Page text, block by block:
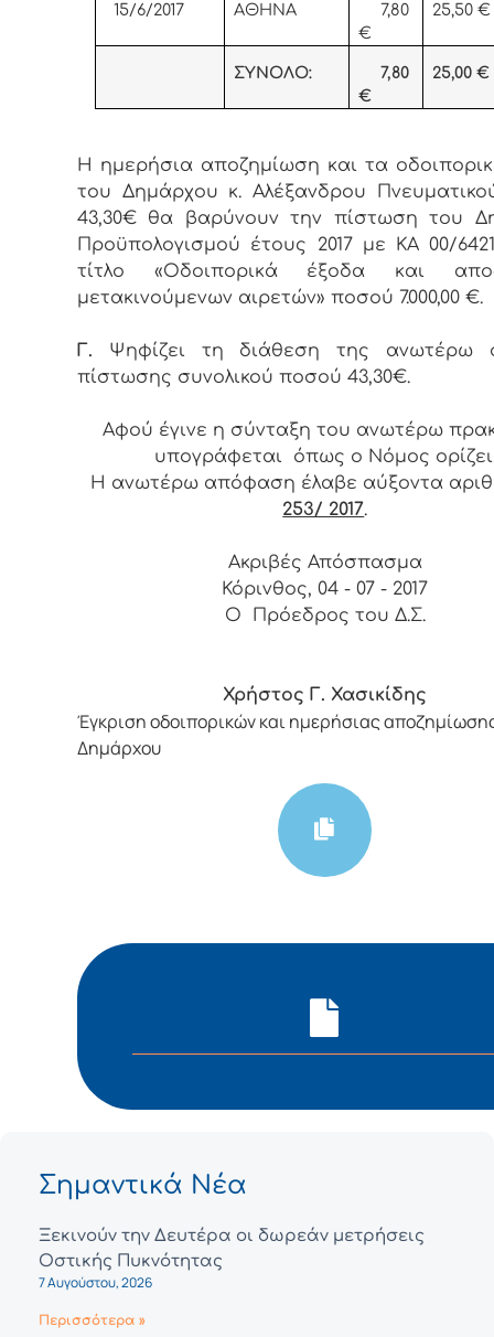
15/6/2017 ΑΘΗΝΑ
7,80
€
25,50 €
ΣΥΝΟΛΟ:
7,80
€
25,00 €
Η ημερήσια αποζημίωση και τα
του Δημάρχου κ. Αλέξανδρου
43,30€ θα βαρύνουν την πίστωση του
Προϋπολογισμού έτους 2017 με ΚΑ 00/
τίτλο «Οδοιπορικά έξοδα και
μετακινούμενων αιρετών» ποσού 7.000,00
Γ. Ψηφίζει τη διάθεση της ανωτέρω
πίστωσης συνολικού ποσού 43,30€.
Αφού έγινε η σύνταξη του ανωτέρω
υπογράφεται όπως ο Νόμος
Η ανωτέρω απόφαση έλαβε αύξοντα
253/ 2017.
Ακριβές Απόσπασμα
Κόρινθος, 04 - 07 - 2017
Ο Πρόεδρος του Δ.Σ.
Χρήστος Γ. Χασικίδης
Έγκριση οδοιπορικών και ημερήσιας
Δημάρχου
Σημαντικά Νέα
Ξεκινούν την Δευτέρα οι δωρεάν μετρήσεις
Οστικής Πυκνότητας
7 Αυγούστου, 2026
Περισσότερα »